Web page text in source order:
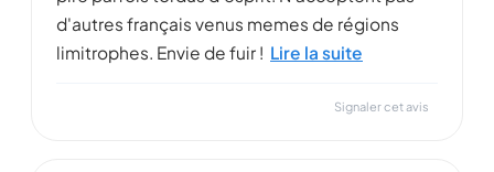
d'autres français venus memes de régions
limitrophes. Envie de fuir ! Lire la suite
Signaler cet avis